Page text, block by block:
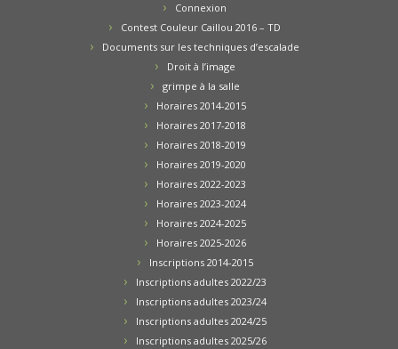
Connexion
Contest Couleur Caillou 2016 – TD
Documents sur les techniques d’escalade
Droit à l’image
grimpe à la salle
Horaires 2014-2015
Horaires 2017-2018
Horaires 2018-2019
Horaires 2019-2020
Horaires 2022-2023
Horaires 2023-2024
Horaires 2024-2025
Horaires 2025-2026
Inscriptions 2014-2015
Inscriptions adultes 2022/23
Inscriptions adultes 2023/24
Inscriptions adultes 2024/25
Inscriptions adultes 2025/26